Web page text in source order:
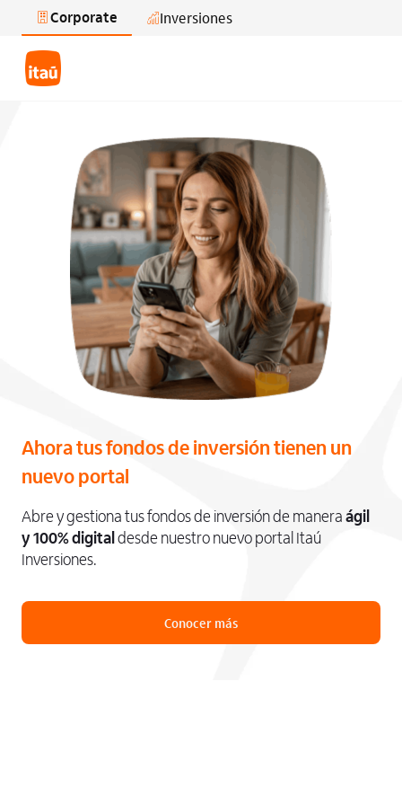
Saltar al contenido principal
Corporate Inversiones
Ahora tus fondos de inversión tienen un
nuevo portal
Abre y gestiona tus fondos de inversión de manera ágil
y 100% digitaldesde nuestro nuevo portal Itaú
Inversiones.
Conocer más